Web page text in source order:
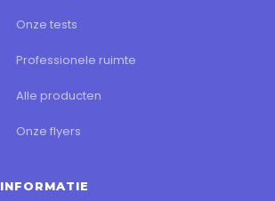
Onze tests
Professionele ruimte
Alle producten
Onze flyers
INFORMATIE